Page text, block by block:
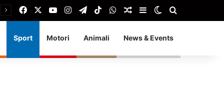
FacebookYou TubeInstagram
TelegramTikTokWhatsApp
Articolo Random
Barra laterale
Cambia aspetto
Sport Motori Animali News & Events